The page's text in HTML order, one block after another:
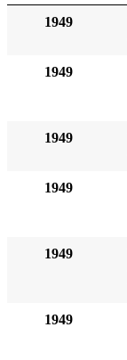
1949
1949
1949
1949
1949
1949